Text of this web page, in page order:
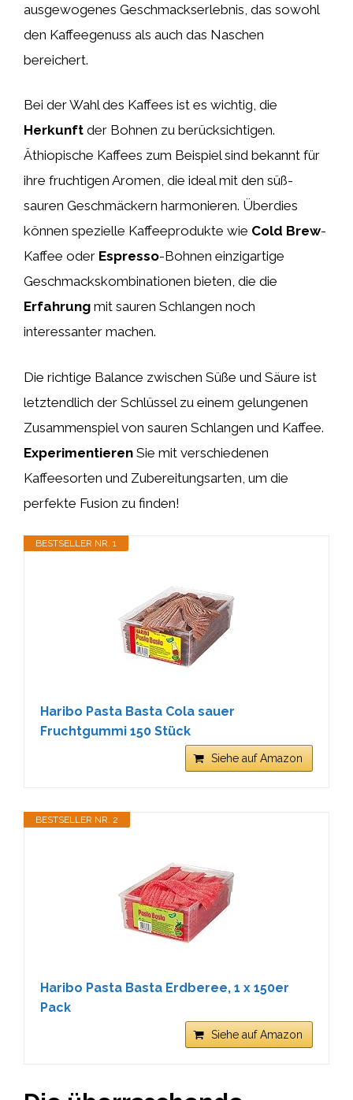
ausgewogenes Geschmackserlebnis, das sowohl
den Kaffeegenuss als auch das Naschen
bereichert.
Bei der Wahl des Kaffees ist es wichtig, die
Herkunft der Bohnen zu berücksichtigen.
Äthiopische Kaffees zum Beispiel sind bekannt für
ihre fruchtigen Aromen, die ideal mit den süß-
sauren Geschmäckern harmonieren. Überdies
können spezielle Kaffeeprodukte wie Cold Brew-
Kaffee oder Espresso-Bohnen einzigartige
Geschmackskombinationen bieten, die die
Erfahrung mit sauren Schlangen noch
interessanter machen.
Die richtige Balance zwischen Süße und Säure ist
letztendlich der Schlüssel zu einem gelungenen
Zusammenspiel von sauren Schlangen und Kaffee.
Experimentieren Sie mit verschiedenen
Kaffeesorten und Zubereitungsarten, um die
perfekte Fusion zu finden!
BESTSELLER NR. 1
Haribo Pasta Basta Cola sauer
Fruchtgummi 150 Stück
Siehe auf Amazon
BESTSELLER NR. 2
Haribo Pasta Basta Erdberee, 1 x 150er
Pack
Siehe auf Amazon